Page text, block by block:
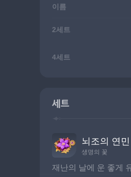
이름
2세트
4세트
세트
뇌조의 연민
생명의 꽃
재난의 날에 운 좋게